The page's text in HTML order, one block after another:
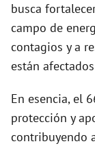
busca
campo de
contagios y a
están
En esencia, el
protección y
contribuyendo